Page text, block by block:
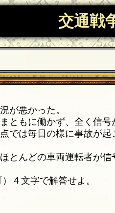
交通戦
が悪かった。
ともに働かず、全く信
では毎日の様に事故が起
とんどの車両運転者が信
４文字で解答せよ。